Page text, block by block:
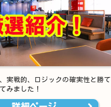
実戦的、ロジックの確実性と勝て
みました！